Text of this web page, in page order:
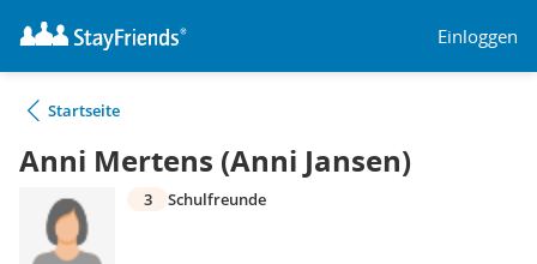
Einloggen
Startseite
Anni Mertens (Anni Jansen)
3 Schulfreunde